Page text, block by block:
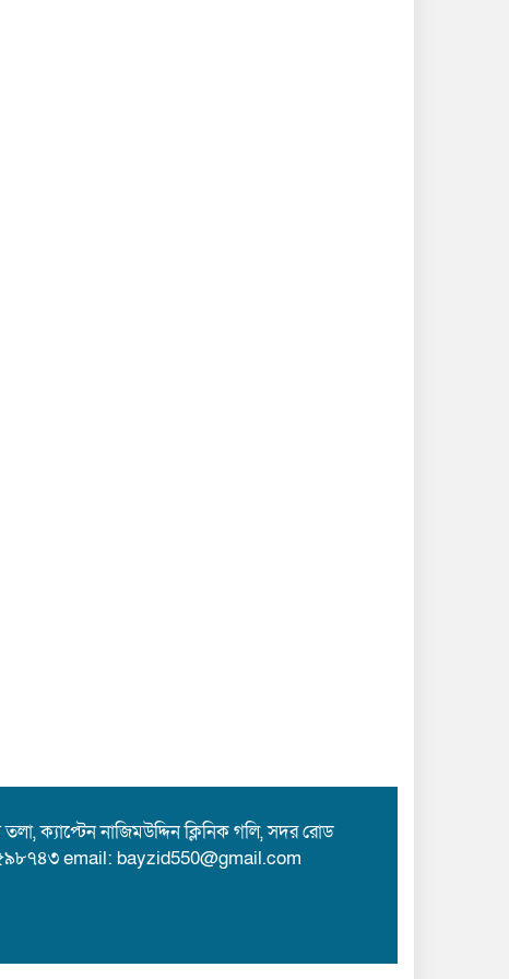
ক্যাপ্টেন নাজিমউদ্দিন ক্লিনিক গলি, সদর রোড
email: bayzid550@gmail.com